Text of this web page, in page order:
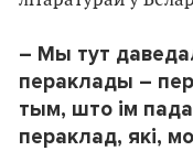
– Мы тут
пераклады –
тым, што ім
пераклад, які,